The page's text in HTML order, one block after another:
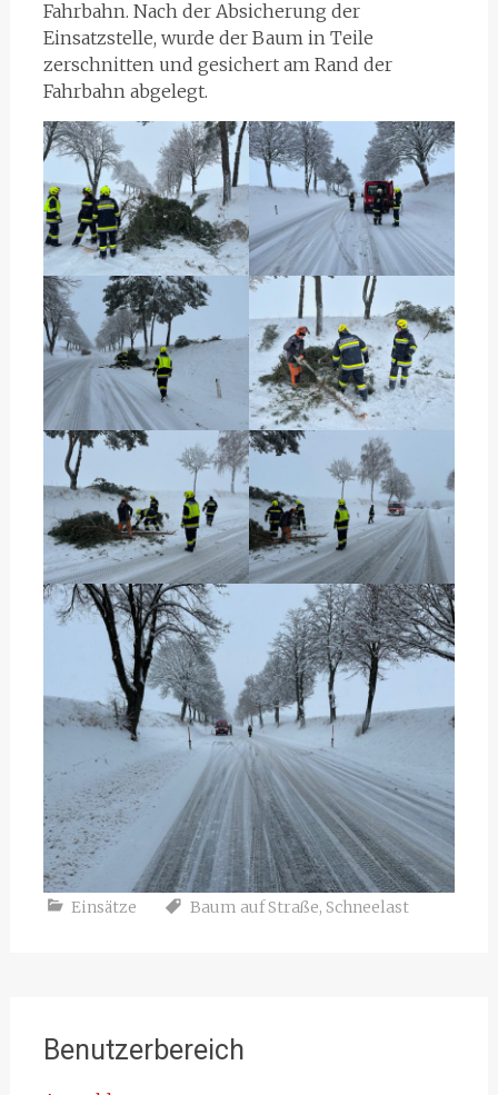
Fahrbahn. Nach der Absicherung der
Einsatzstelle, wurde der Baum in Teile
zerschnitten und gesichert am Rand der
Fahrbahn abgelegt.
Einsätze Baum auf Straße, Schneelast
Benutzerbereich